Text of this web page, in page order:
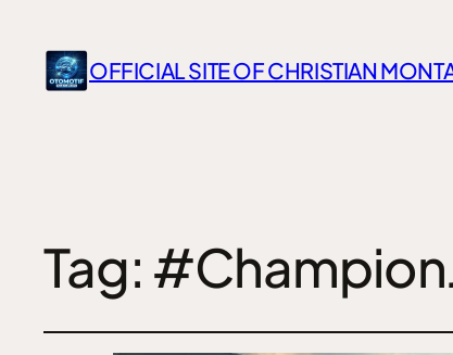
OFFICIAL SITE OF CHRISTIAN
Tag: